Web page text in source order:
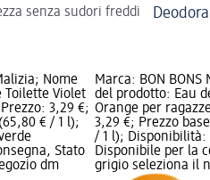
senza sudori freddi
Nome
Toilette Violet
3,29 €;
€ / 1 l);
Stato
dm
Marca: BON BONS
del prodotto: Eau
Orange per
3,29 €; Prezzo
/ 1 l); Disponibilità:
Disponibile per la
grigio seleziona il